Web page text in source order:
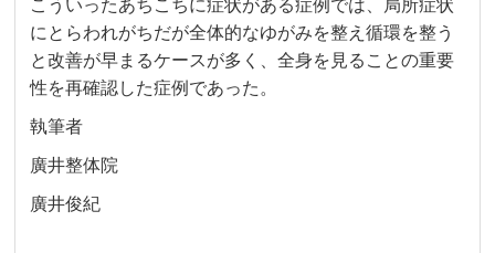
こういったあちこちに症状がある症例では、局所症状
にとらわれがちだが全体的なゆがみを整え循環を整う
と改善が早まるケースが多く、全身を見ることの重要
性を再確認した症例であった。
執筆者
廣井整体院
廣井俊紀